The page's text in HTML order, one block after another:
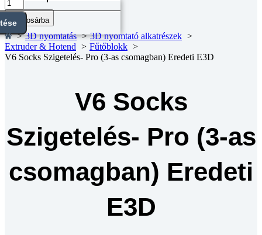
Socks
Szigetelés-
Pro
(3-
as
csomagban)
Kosárba
3D nyomtatás
3D nyomtató alkatrészek
Extruder & Hotend
Fűtőblokk
V6 Socks Szigetelés- Pro (3-as csomagban) Eredeti E3D
V6 Socks
Szigetelés- Pro (3-as
csomagban) Eredeti
E3D